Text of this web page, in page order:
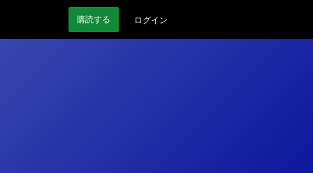
購読する ログイン